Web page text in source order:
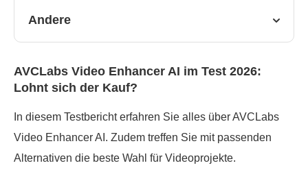
Andere
AVCLabs Video Enhancer AI im Test 2026:
Lohnt sich der Kauf?
In diesem Testbericht erfahren Sie alles über AVCLabs
Video Enhancer AI. Zudem treffen Sie mit passenden
Alternativen die beste Wahl für Videoprojekte.